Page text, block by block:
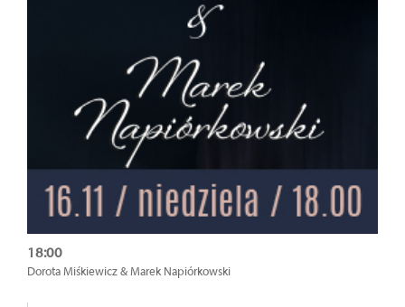
18:00
Dorota Miśkiewicz & Marek Napiórkowski